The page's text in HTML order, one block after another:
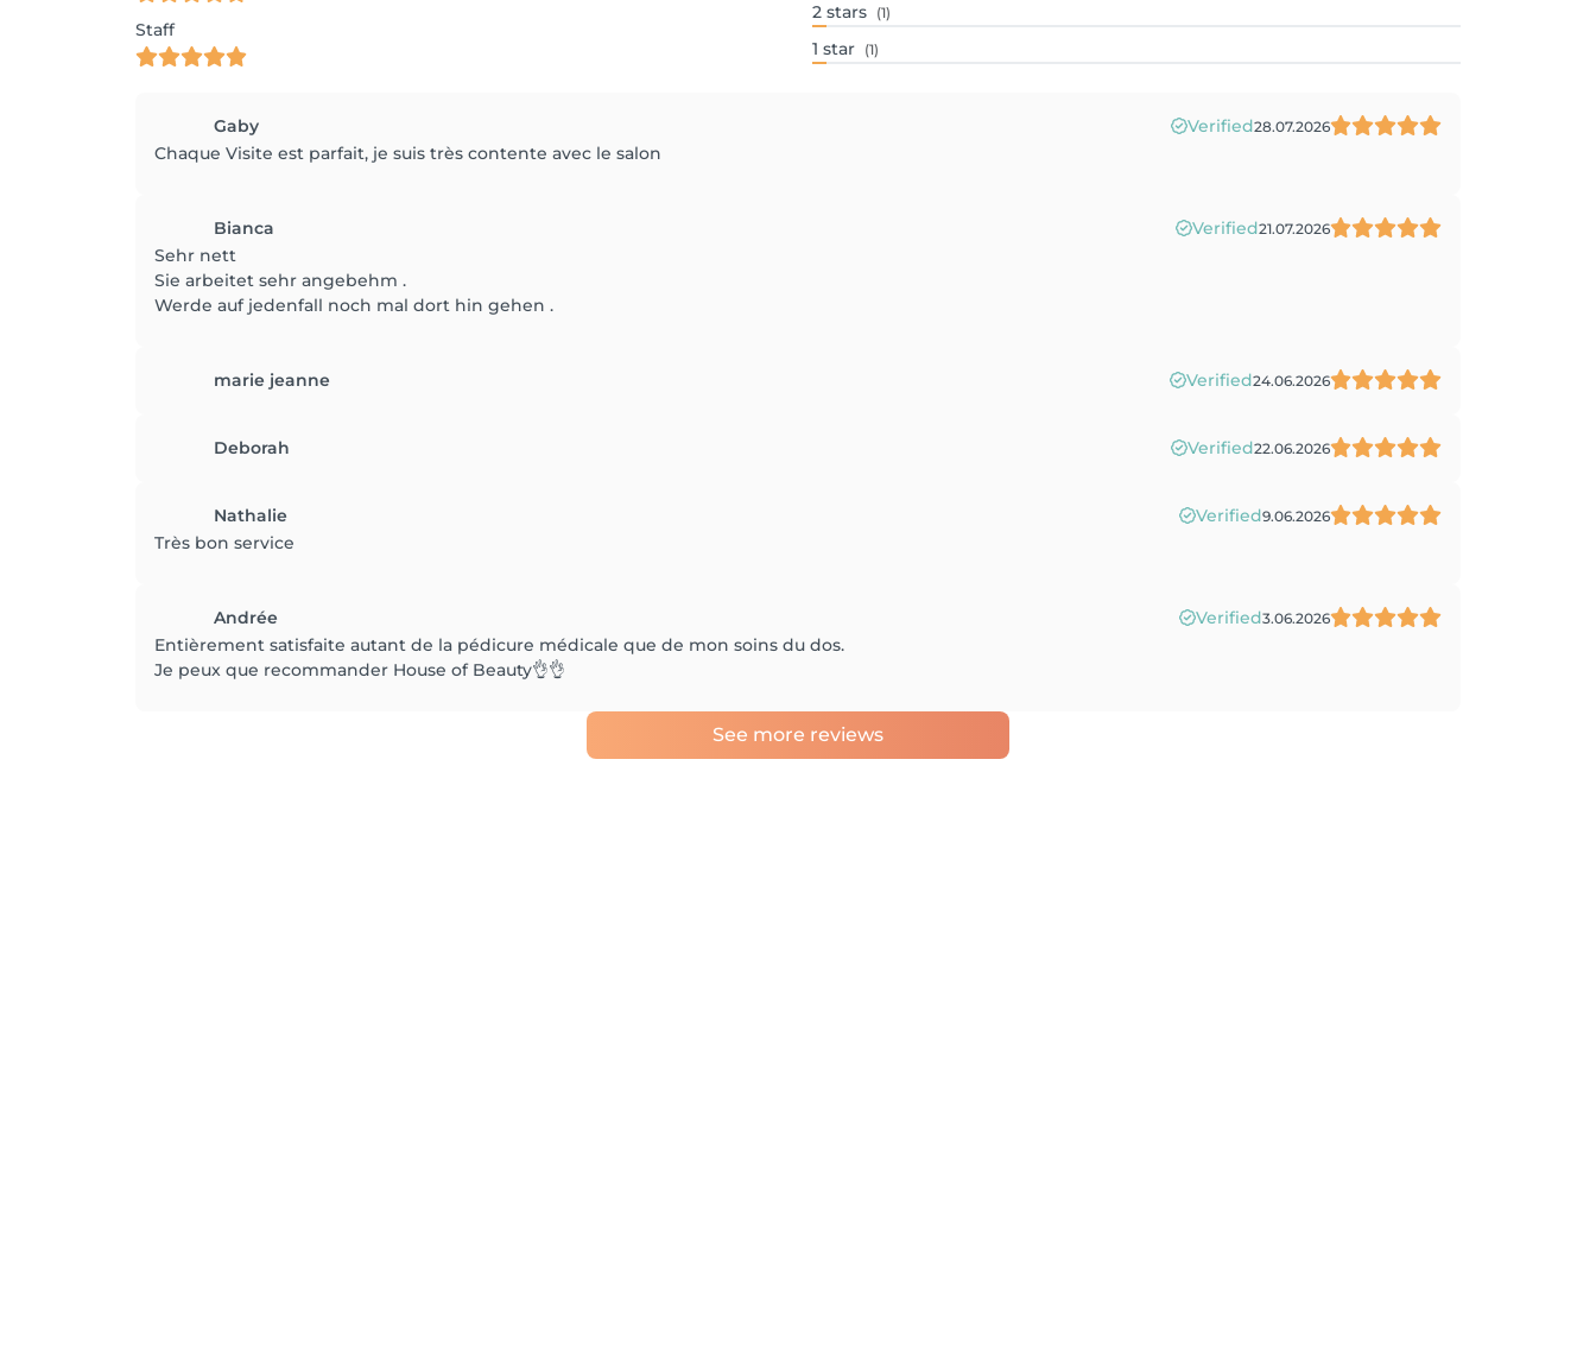
Staff
2 stars (1)
1 star (1)
Gaby Verified28.07.2026
Chaque Visite est parfait, je suis très contente avec le salon
Bianca Verified21.07.2026
Sehr nett
Sie arbeitet sehr angebehm .
Werde auf jedenfall noch mal dort hin gehen .
marie jeanne Verified24.06.2026
Deborah Verified22.06.2026
Nathalie Verified9.06.2026
Très bon service
Andrée Verified3.06.2026
Entièrement satisfaite autant de la pédicure médicale que de mon soins du dos.
Je peux que recommander House of Beauty👌👌
See more reviews